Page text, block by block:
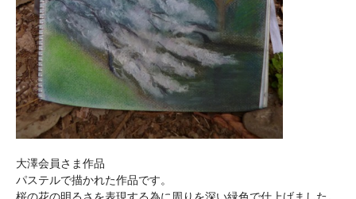
大澤会員さま作品
パステルで描かれた作品です。